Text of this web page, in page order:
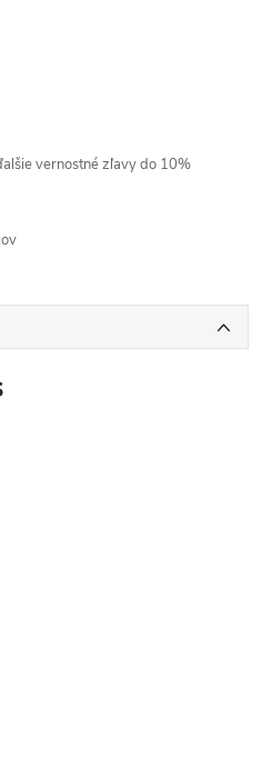
vernostné zľavy do 10%